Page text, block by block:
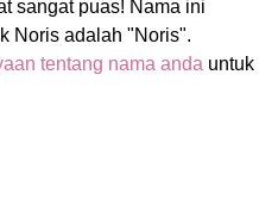
sangat puas! Nama ini
Noris adalah "Noris".
tentang nama anda untuk